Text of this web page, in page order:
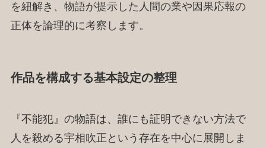
を紐解き、物語が提示した人間の業や因果応報の
正体を論理的に考察します。
作品を構成する基本設定の整理
『不能犯』の物語は、誰にも証明できない方法で
人を殺める宇相吹正という存在を中心に展開しま